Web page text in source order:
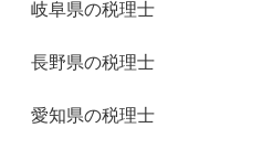
岐阜県の税理士
長野県の税理士
愛知県の税理士